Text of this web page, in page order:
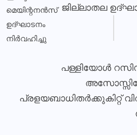
ജില്ലാതല
പള്ളിയോള്‍
പ്രളയബാധിതര്‍ക്കുകിറ്റ്